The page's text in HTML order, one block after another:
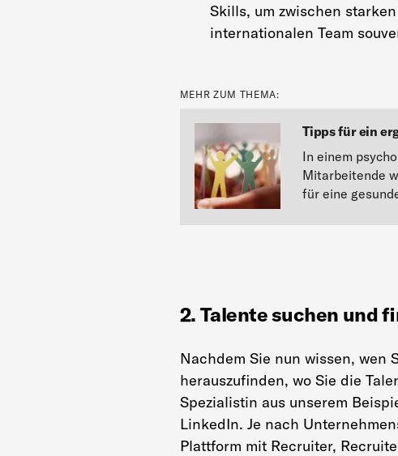
Skills, um zwischen
internationalen Team
MEHR ZUM THEMA:
Tipps für ein
In einem
Mitarbeitende
für eine
2. Talente suchen und
Nachdem Sie nun wissen, wen
herauszufinden, wo Sie die
Spezialistin aus unserem
LinkedIn. Je nach
Plattform mit Recruiter,